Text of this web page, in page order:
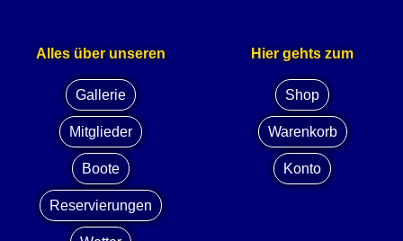
Alles über unseren
Gallerie
Mitglieder
Boote
Reservierungen
Hier gehts zum
Shop
Warenkorb
Konto